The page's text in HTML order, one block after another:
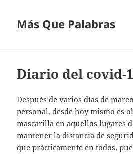
Más Que Palabras
Diario del covid-
Después de varios días de
personal, desde hoy mismo es
mascarilla en aquellos lugares
mantener la distancia de
que prácticamente en todos,